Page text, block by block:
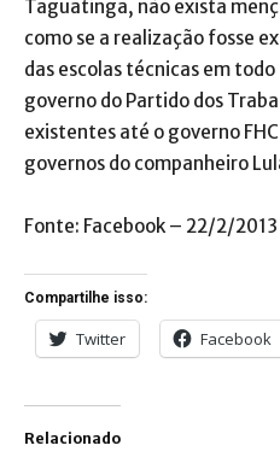
Taguatinga, não exista
como se a realização fosse
das escolas técnicas em
governo do Partido dos
existentes até o governo
governos do companheiro
Fonte: Facebook – 22/2/2013
Compartilhe isso:
Twitter Facebook
Relacionado